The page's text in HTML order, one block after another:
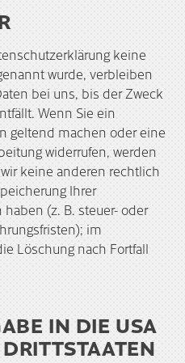
keine
wurde, verbleiben
bei uns, bis der Zweck
Wenn Sie ein
geltend machen oder eine
widerrufen, werden
keine anderen rechtlich
Ihrer
(z. B. steuer- oder
im
Löschung nach Fortfall
IN DIE USA